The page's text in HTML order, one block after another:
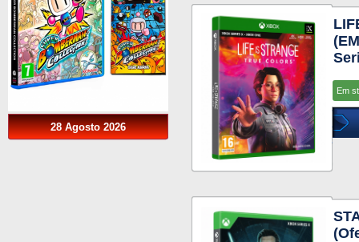
28 Agosto 2026
Em